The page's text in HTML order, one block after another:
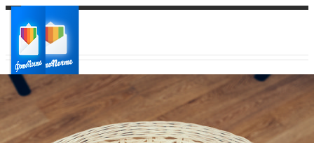
Ваш город: